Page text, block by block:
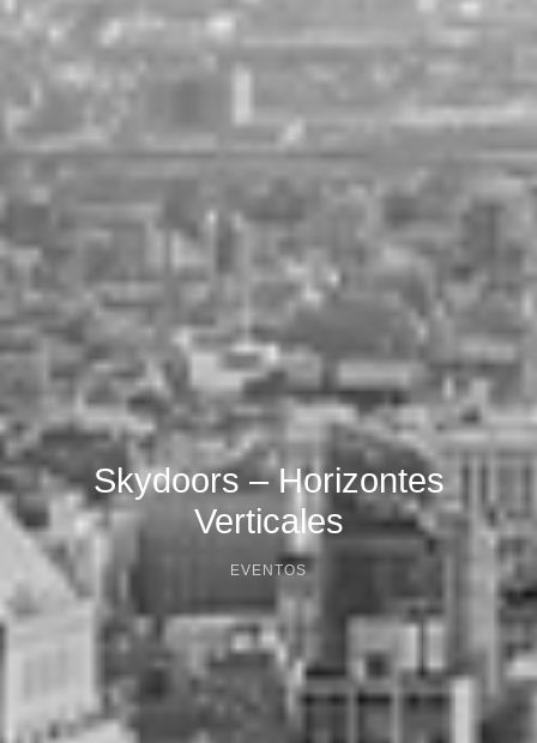
Skydoors – Horizontes
Verticales
EVENTOS